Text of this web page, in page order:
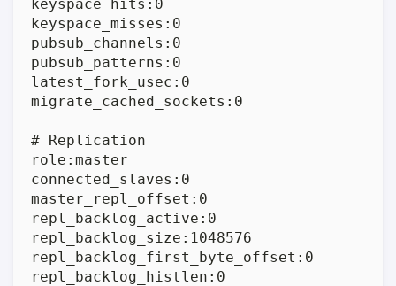
keyspace_hits:0
keyspace_misses:0
pubsub_channels:0
pubsub_patterns:0
latest_fork_usec:0
migrate_cached_sockets:0
# Replication
role:master
connected_slaves:0
master_repl_offset:0
repl_backlog_active:0
repl_backlog_size:1048576
repl_backlog_first_byte_offset:0
repl_backlog_histlen:0